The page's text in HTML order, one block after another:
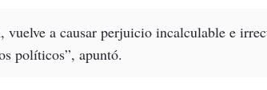
vuelve a causar perjuicio incalculable e
políticos”, apuntó.